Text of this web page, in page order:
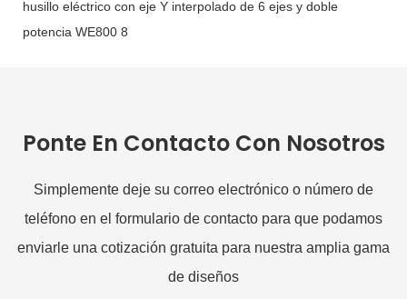
Ponte En Contacto Con Nosotros
Simplemente deje su correo electrónico o número de
teléfono en el formulario de contacto para que podamos
enviarle una cotización gratuita para nuestra amplia gama
de diseños